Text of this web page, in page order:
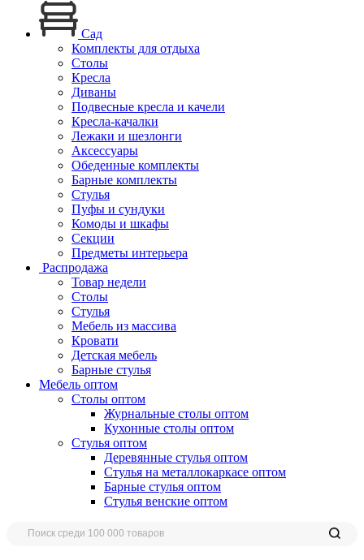
Сад
Комплекты для отдыха
Столы
Кресла
Диваны
Подвесные кресла и качели
Кресла-качалки
Лежаки и шезлонги
Аксессуары
Обеденные комплекты
Барные комплекты
Стулья
Пуфы и сундуки
Комоды и шкафы
Секции
Предметы интерьера
Распродажа
Товар недели
Столы
Стулья
Мебель из массива
Кровати
Детская мебель
Барные стулья
Мебель оптом
Столы оптом
Журнальные столы оптом
Кухонные столы оптом
Стулья оптом
Деревянные стулья оптом
Стулья на металлокаркасе оптом
Барные стулья оптом
Стулья венские оптом